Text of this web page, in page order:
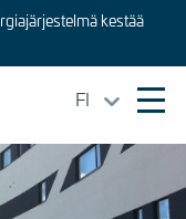
kestää
FI